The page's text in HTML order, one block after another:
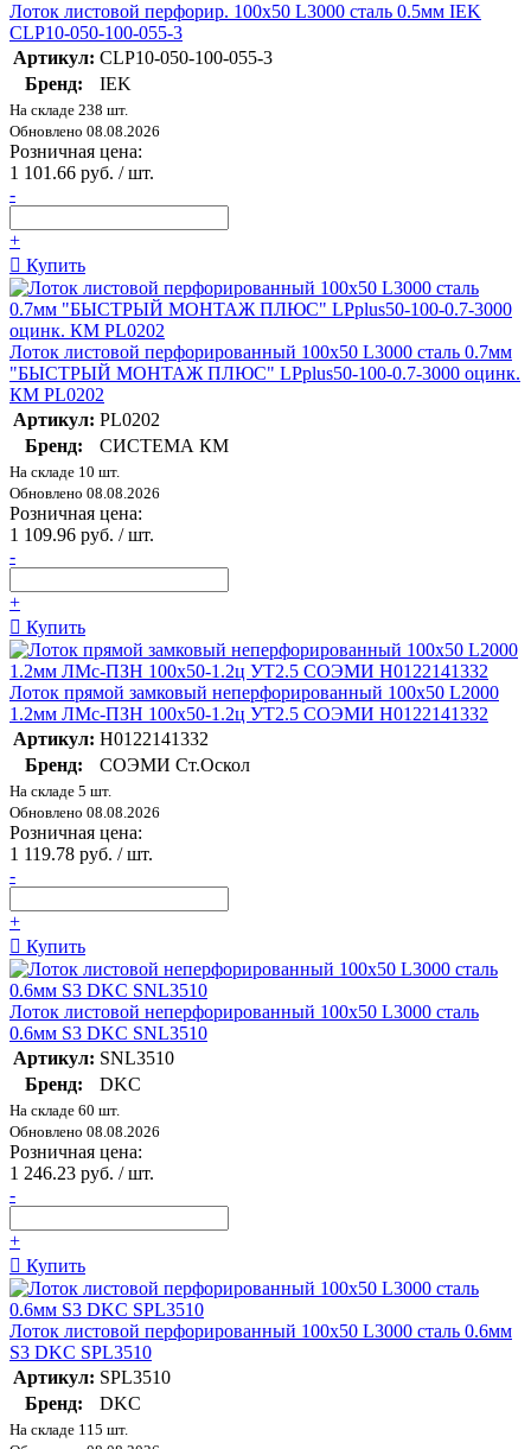
Лоток листовой перфорир. 100х50 L3000 сталь 0.5мм IEK
CLP10-050-100-055-3
Артикул: CLP10-050-100-055-3
Бренд:
IEK
На складе 238 шт.
Обновлено 08.08.2026
Розничная цена:
1 101.66 руб. / шт.
-
+
Купить
Лоток листовой перфорированный 100х50 L3000 сталь 0.7мм
"БЫСТРЫЙ МОНТАЖ ПЛЮС" LPplus50-100-0.7-3000 оцинк.
КМ PL0202
Артикул: PL0202
Бренд:
СИСТЕМА КМ
На складе 10 шт.
Обновлено 08.08.2026
Розничная цена:
1 109.96 руб. / шт.
-
+
Купить
Лоток прямой замковый неперфорированный 100х50 L2000
1.2мм ЛМс-ПЗН 100х50-1.2ц УТ2.5 СОЭМИ Н0122141332
Артикул: Н0122141332
Бренд:
СОЭМИ Ст.Оскол
На складе 5 шт.
Обновлено 08.08.2026
Розничная цена:
1 119.78 руб. / шт.
-
+
Купить
Лоток листовой неперфорированный 100х50 L3000 сталь
0.6мм S3 DKC SNL3510
Артикул: SNL3510
Бренд:
DKC
На складе 60 шт.
Обновлено 08.08.2026
Розничная цена:
1 246.23 руб. / шт.
-
+
Купить
Лоток листовой перфорированный 100х50 L3000 сталь 0.6мм
S3 DKC SPL3510
Артикул: SPL3510
Бренд:
DKC
На складе 115 шт.